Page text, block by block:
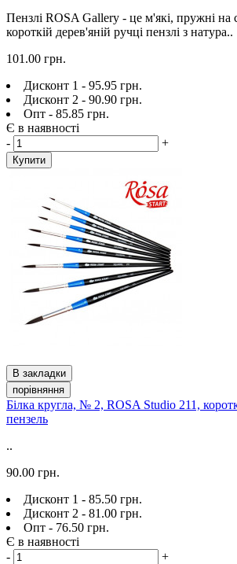
Пензлі ROSA Gallery - це м'які, пружні на
короткій дерев'яній ручці пензлі з натура..
101.00 грн.
Дисконт 1 - 95.95 грн.
Дисконт 2 - 90.90 грн.
Опт - 85.85 грн.
Є в наявності
-
+
Купити
В закладки
порівняння
Білка кругла, № 2, ROSA Studio 211,
пензель
..
90.00 грн.
Дисконт 1 - 85.50 грн.
Дисконт 2 - 81.00 грн.
Опт - 76.50 грн.
Є в наявності
-
+